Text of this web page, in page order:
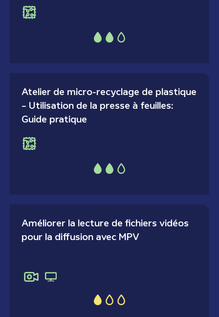
Atelier de micro-recyclage de plastique
– Utilisation de la presse à feuilles:
Guide pratique
Améliorer la lecture de fichiers vidéos
pour la diffusion avec MPV